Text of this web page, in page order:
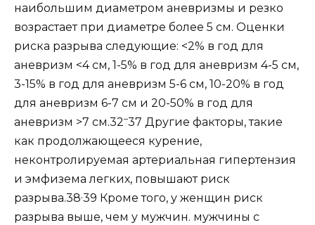
наибольшим диаметром аневризмы и резко
возрастает при диаметре более 5 см. Оценки
риска разрыва следующие: <2% в год для
аневризм <4 см, 1-5% в год для аневризм 4-5 см,
3-15% в год для аневризм 5-6 см, 10-20% в год
для аневризм 6-7 см и 20-50% в год для
аневризм >7 см.32–37 Другие факторы, такие
как продолжающееся курение,
неконтролируемая артериальная гипертензия
и эмфизема легких, повышают риск
разрыва.38,39 Кроме того, у женщин риск
разрыва выше, чем у мужчин. мужчины с